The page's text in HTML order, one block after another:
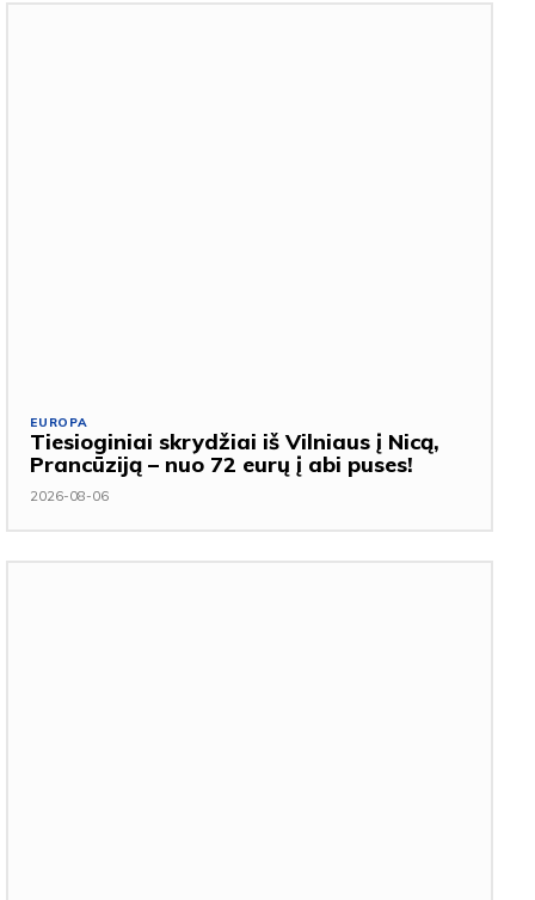
EUROPA
Tiesioginiai skrydžiai iš Vilniaus į Nicą,
Prancūziją – nuo 72 eurų į abi puses!
2026-08-06